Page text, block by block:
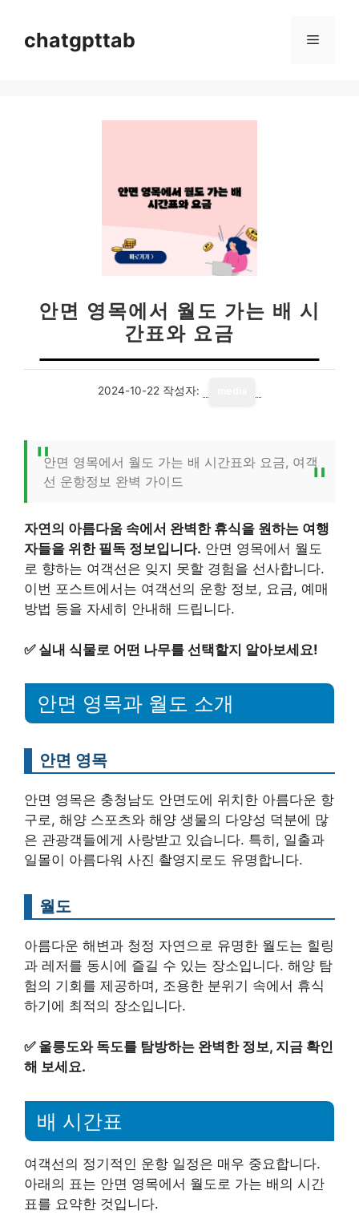
chatgpttab 메
안면 영목에서 월도 가는 배 시
간표와 요금
2024-10-22 작성자:
안면 영목에서 월도 가는 배 시간표와 요금, 여객
선 운항정보 완벽 가이드
자연의 아름다움 속에서 완벽한 휴식을 원하는 여행
자들을 위한 필독 정보입니다. 안면 영목에서 월도
로 향하는 여객선은 잊지 못할 경험을 선사합니다.
이번 포스트에서는 여객선의 운항 정보, 요금, 예매
방법 등을 자세히 안내해 드립니다.
✅ 실내 식물로 어떤 나무를 선택할지 알아보세요!
안면 영목과 월도 소개
안면 영목
안면 영목은 충청남도 안면도에 위치한 아름다운 항
구로, 해양 스포츠와 해양 생물의 다양성 덕분에 많
은 관광객들에게 사랑받고 있습니다. 특히, 일출과
일몰이 아름다워 사진 촬영지로도 유명합니다.
월도
아름다운 해변과 청정 자연으로 유명한 월도는 힐링
과 레저를 동시에 즐길 수 있는 장소입니다. 해양 탐
험의 기회를 제공하며, 조용한 분위기 속에서 휴식
하기에 최적의 장소입니다.
✅ 울릉도와 독도를 탐방하는 완벽한 정보, 지금 확인
해 보세요.
배 시간표
여객선의 정기적인 운항 일정은 매우 중요합니다.
아래의 표는 안면 영목에서 월도로 가는 배의 시간
표를 요약한 것입니다.